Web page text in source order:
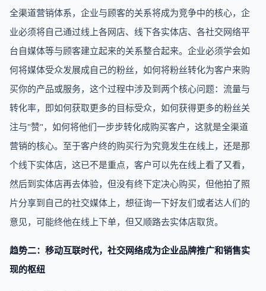
全渠道营销体系，企业与顾客的关系将成为竞争中的核心，企
业必须将自己通过线上各网店、线下各实体店、各社交网络平
台自媒体等与顾客建立起来的关系整合起来。企业必须学会如
何将媒体受众发展成自己的粉丝，如何将粉丝转化为客户来购
买你的产品或服务，这个过程中涉及到两个核心问题：流量与
转化率，即如何获取更多的目标受众，如何获得更多的粉丝关
注与"赞"，如何将他们一步步转化成购买客户，这就是全渠道
营销的核心。至于客户终的购买行为究竟发生在线上，还是那
个线下实体店，这已不是重点，客户可以先在线上看了又看，
然后到实体店再去体验，但没有终下定决心购买，但他拍了照
片分享到自己的社交媒体上，想征询一下好友们或者达人们的
意见，可能终他在线上下单，但又顺路去实体店取货。
趋势二：移动互联时代，社交网络成为企业品牌推广和销售实
现的枢纽